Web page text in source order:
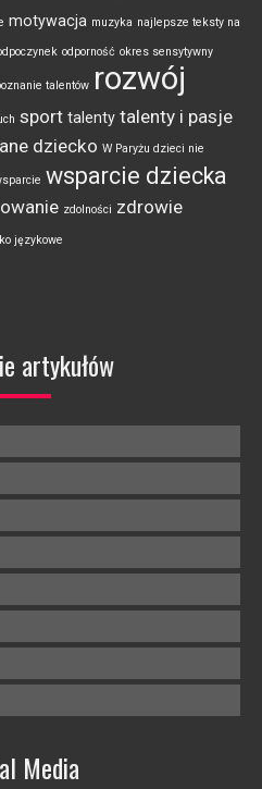
motywacja muzyka najlepsze teksty na
odporność okres sensytywny
talentów rozwój
sport talenty talenty i pasje
dziecko W Paryżu dzieci nie
wsparcie dziecka
zdolności zdrowie
językowe
artykułów
Media